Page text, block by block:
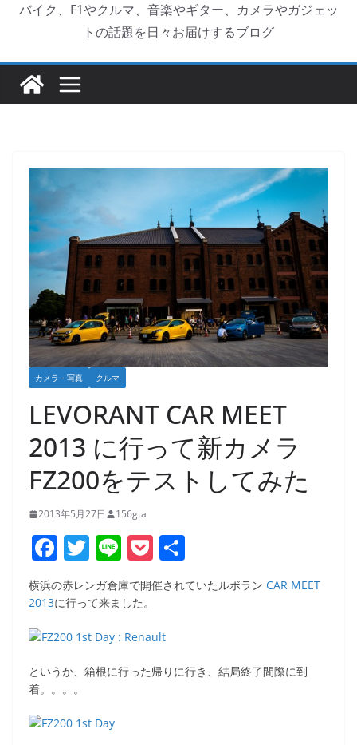
バイク、F1やクルマ、音楽やギター、カメラやガジェッ
トの話題を日々お届けするブログ
カメラ・写真 クルマ
LEVORANT CAR MEET
2013 に行って新カメラ
FZ200をテストしてみた
2013年5月27日 156gta
F
a
c
e
b
o
o
k
T
w
itt
er
Li
n
e
P
o
ck
et
有
横浜の赤レンガ倉庫で開催されていたルボラン CAR MEET
2013に行って来ました。
というか、箱根に行った帰りに行き、結局終了間際に到
着。。。。